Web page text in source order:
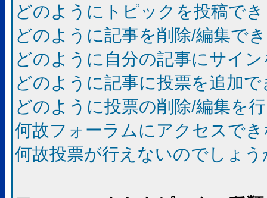
どのようにトピックを投稿で
どのように記事を削除/編集で
どのように自分の記事にサイ
どのように記事に投票を追加
どのように投票の削除/編集を
何故フォーラムにアクセスで
何故投票が行えないのでしょう